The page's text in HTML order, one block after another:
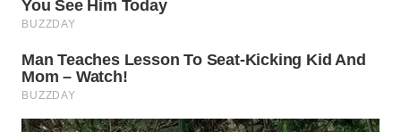
MADURA
WN
SURABAYA
WN